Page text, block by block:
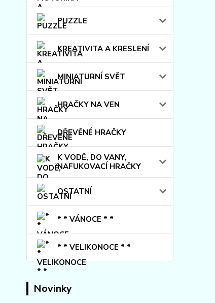
PUZZLE
KREATIVITA A KRESLENÍ
MINIATURNÍ SVĚT
HRAČKY NA VEN
DŘEVĚNÉ HRAČKY
K VODĚ, DO VANY,
NAFUKOVACÍ HRAČKY
OSTATNÍ
* * VÁNOCE * *
* * VELIKONOCE * *
Novinky